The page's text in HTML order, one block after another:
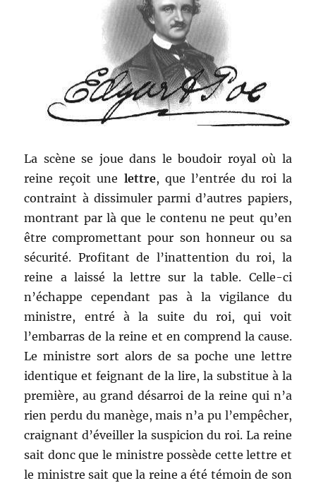
La scène se joue dans le boudoir royal où la
reine reçoit une lettre, que l’entrée du roi la
contraint à dissimuler parmi d’autres papiers,
montrant par là que le contenu ne peut qu’en
être compromettant pour son honneur ou sa
sécurité. Profitant de l’inattention du roi, la
reine a laissé la lettre sur la table. Celle-ci
n’échappe cependant pas à la vigilance du
ministre, entré à la suite du roi, qui voit
l’embarras de la reine et en comprend la cause.
Le ministre sort alors de sa poche une lettre
identique et feignant de la lire, la substitue à la
première, au grand désarroi de la reine qui n’a
rien perdu du manège, mais n’a pu l’empêcher,
craignant d’éveiller la suspicion du roi. La reine
sait donc que le ministre possède cette lettre et
le ministre sait que la reine a été témoin de son